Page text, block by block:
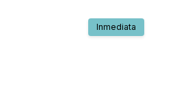
Inmediata